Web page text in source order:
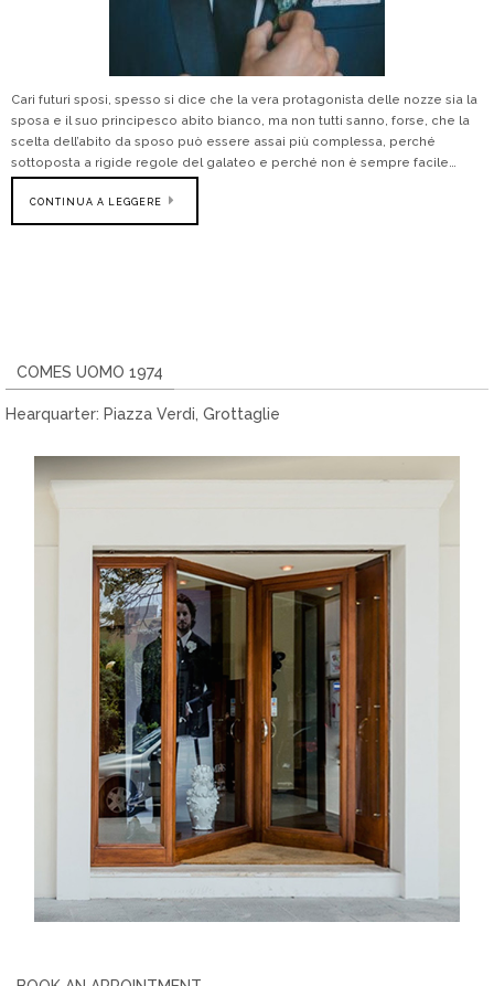
Cari futuri sposi, spesso si dice che la vera protagonista delle nozze sia la
sposa e il suo principesco abito bianco, ma non tutti sanno, forse, che la
scelta dell’abito da sposo può essere assai più complessa, perché
sottoposta a rigide regole del galateo e perché non è sempre facile…
CONTINUA A LEGGERE
COMES UOMO 1974
Hearquarter: Piazza Verdi, Grottaglie